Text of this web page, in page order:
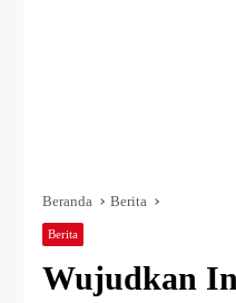
Beranda Berita
Berita
Wujudkan